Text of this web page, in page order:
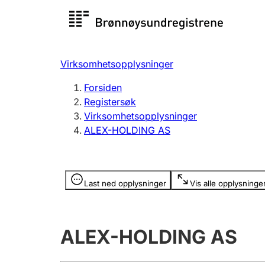
Registersøk
Registrere, endre, slette
Virksomhetsopplysninger
Forsiden
Registersøk
Virksomhetsopplysninger
ALEX-HOLDING AS
Last ned opplysninger Vis alle
Opplysninger er skjult
ALEX-HOLDING AS